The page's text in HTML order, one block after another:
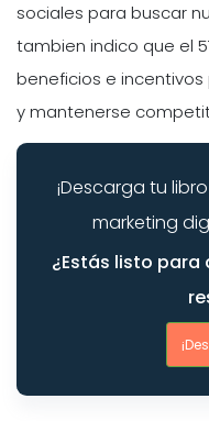
sociales para buscar
tambien indico que el
beneficios e
y mantenerse
¡Descarga tu
marketing
¿Estás listo